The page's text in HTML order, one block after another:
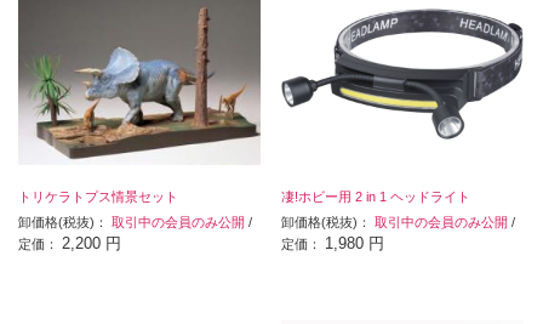
トリケラトプス情景セット
卸価格(税抜)： 取引中の会員のみ公開 /
定価： 2,200 円
凄!ホビー用 2 in 1 ヘッドライト
卸価格(税抜)：取引中の会員のみ公開 /
定価： 1,980 円